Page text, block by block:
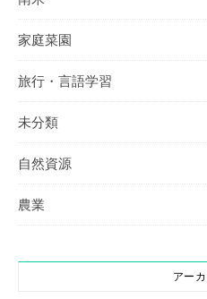
家庭菜園
旅行・言語学習
未分類
自然資源
農業
アー